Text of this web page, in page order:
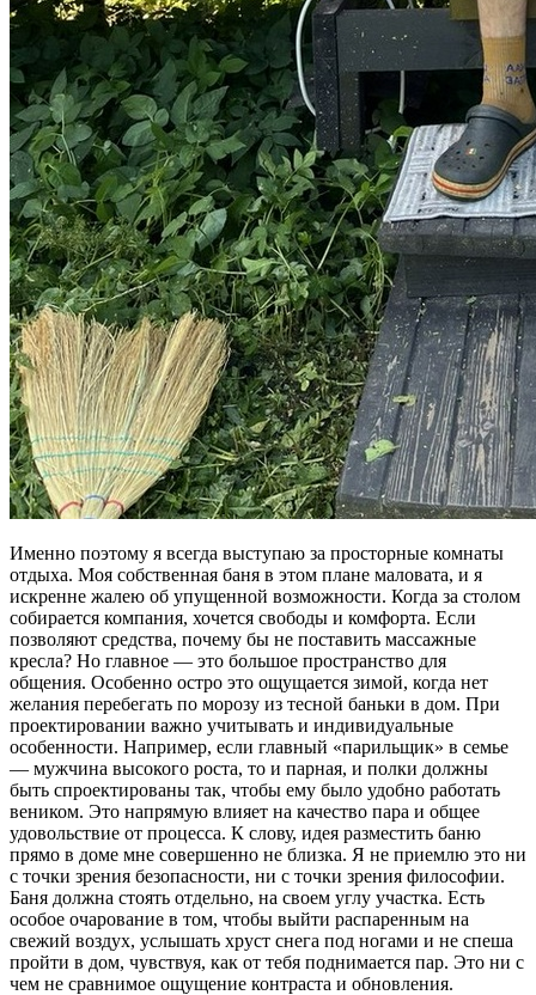
Именно поэтому я всегда выступаю за просторные комнаты
отдыха. Моя собственная баня в этом плане маловата, и я
искренне жалею об упущенной возможности. Когда за столом
собирается компания, хочется свободы и комфорта. Если
позволяют средства, почему бы не поставить массажные
кресла? Но главное — это большое пространство для
общения. Особенно остро это ощущается зимой, когда нет
желания перебегать по морозу из тесной баньки в дом. При
проектировании важно учитывать и индивидуальные
особенности. Например, если главный «парильщик» в семье
— мужчина высокого роста, то и парная, и полки должны
быть спроектированы так, чтобы ему было удобно работать
веником. Это напрямую влияет на качество пара и общее
удовольствие от процесса. К слову, идея разместить баню
прямо в доме мне совершенно не близка. Я не приемлю это ни
с точки зрения безопасности, ни с точки зрения философии.
Баня должна стоять отдельно, на своем углу участка. Есть
особое очарование в том, чтобы выйти распаренным на
свежий воздух, услышать хруст снега под ногами и не спеша
пройти в дом, чувствуя, как от тебя поднимается пар. Это ни с
чем не сравнимое ощущение контраста и обновления.